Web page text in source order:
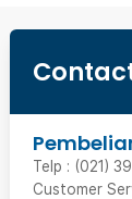
Telp : (021)
Customer